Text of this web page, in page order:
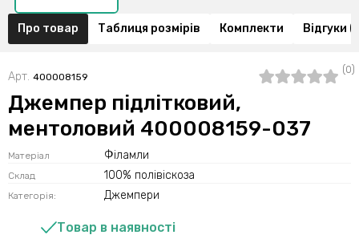
Про товар Таблиця розмірів Комплекти Відгуки
Арт. 400008159
(0)
Джемпер підлітковий,
ментоловий 400008159-037
Матеріал Філамли
Склад 100% полівіскоза
Категорія: Джемпери
Товар в наявності